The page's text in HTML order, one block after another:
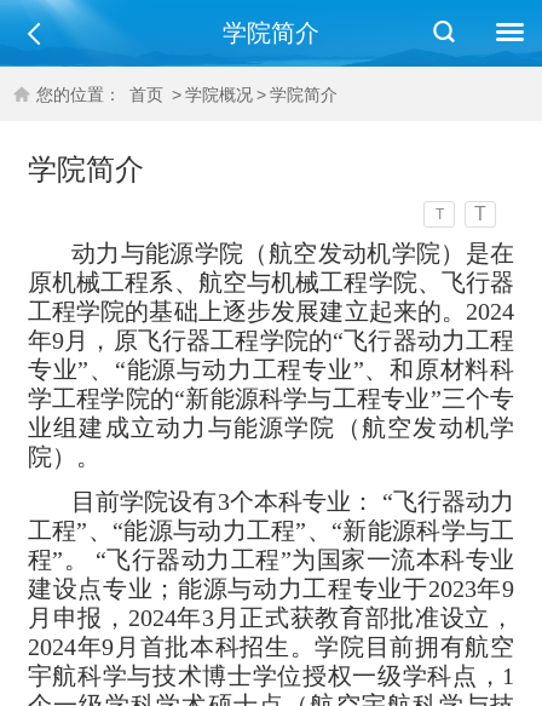
学院简介
您的位置： 首页 >学院概况>学院简介
学院简介
T T
动力与能源学院（航空发动机学院）是在
原机械工程系、航空与机械工程学院、飞行器
工程学院的基础上逐步发展建立起来的。2024
年9月， 原飞行器工程学院的“飞行器动力工程
专业”、“能源与动力工程专业”、和 原材料科
学工程学院的“新能源科学与工程专业”三个专
业组建成立动力与能源学院（航空发动机学
院）。
目前学院设有3个本科专业： “飞行器动力
工程”、“能源与动力工程”、“新能源科学与工
程”。 “飞行器动力工程”为国家一流本科专业
建设点专业；能源与动力工程专业于2023年9
月申报，2024年3月正式获教育部批准设立，
2024年9月首批本科招生。学院目前拥有航空
宇航科学与技术博士学位授权一级学科点，1